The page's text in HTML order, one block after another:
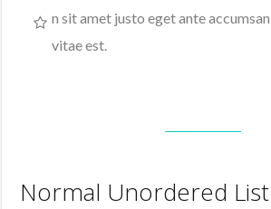
n sit amet justo eget ante
vitae est.
Normal Unordered